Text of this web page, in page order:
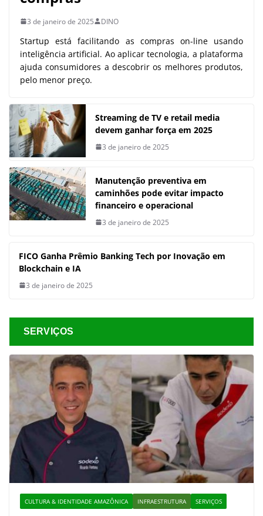
3 de janeiro de 2025 DINO
Startup está facilitando as compras on-line usando
inteligência artificial. Ao aplicar tecnologia, a plataforma
ajuda consumidores a descobrir os melhores produtos,
pelo menor preço.
Streaming de TV e retail media
devem ganhar força em 2025
3 de janeiro de 2025
Manutenção preventiva em
caminhões pode evitar impacto
financeiro e operacional
3 de janeiro de 2025
FICO Ganha Prêmio Banking Tech por Inovação em
Blockchain e IA
3 de janeiro de 2025
SERVIÇOS
CULTURA & IDENTIDADE AMAZÔNICA INFRAESTRUTURA SERVIÇOS